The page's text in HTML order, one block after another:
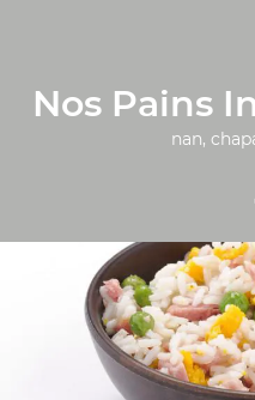
Nos Pains
nan,